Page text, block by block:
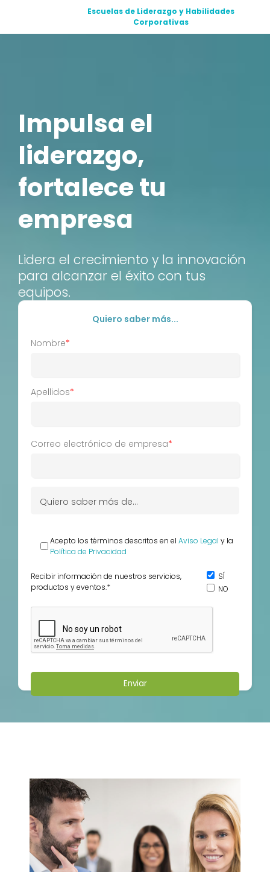
Escuelas de Liderazgo y Habilidades
Corporativas
Impulsa el
liderazgo,
fortalece tu
empresa
Lidera el crecimiento y la innovación
para alcanzar el éxito con tus
equipos.
Quiero saber más...
Nombre*
Apellidos*
Correo electrónico de empresa*
Quiero saber más de...
Acepto los términos descritos en el Aviso Legal y la
Política de Privacidad
Recibir información de nuestros servicios,
productos y eventos.*
SÍ
NO